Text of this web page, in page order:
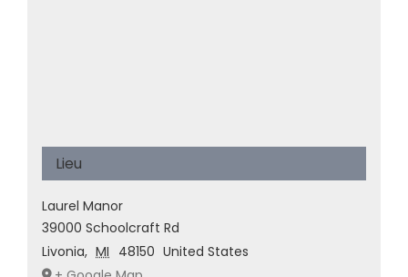
Lieu
Laurel Manor
39000 Schoolcraft Rd
Livonia, MI 48150 United States